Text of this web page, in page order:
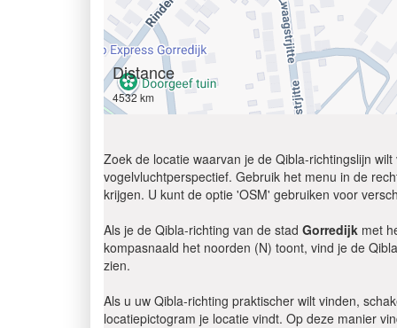
Distance
4532 km
Zoek de locatie waarvan je de Qibla-richtingslijn
vogelvluchtperspectief. Gebruik het menu in de
krijgen. U kunt de optie 'OSM' gebruiken voor
Als je de Qibla-richting van de stad Gorredijk met
kompasnaald het noorden (N) toont, vind je de
zien.
Als u uw Qibla-richting praktischer wilt vinden,
locatiepictogram je locatie vindt. Op deze manier